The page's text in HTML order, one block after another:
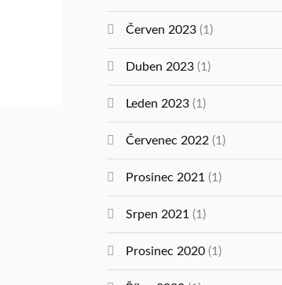
Červen 2023 (1)
Duben 2023 (1)
Leden 2023 (1)
Červenec 2022 (1)
Prosinec 2021 (1)
Srpen 2021 (1)
Prosinec 2020 (1)